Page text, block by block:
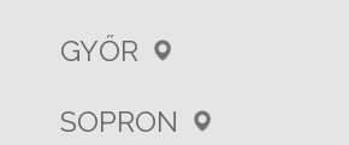
GYŐR
SOPRON